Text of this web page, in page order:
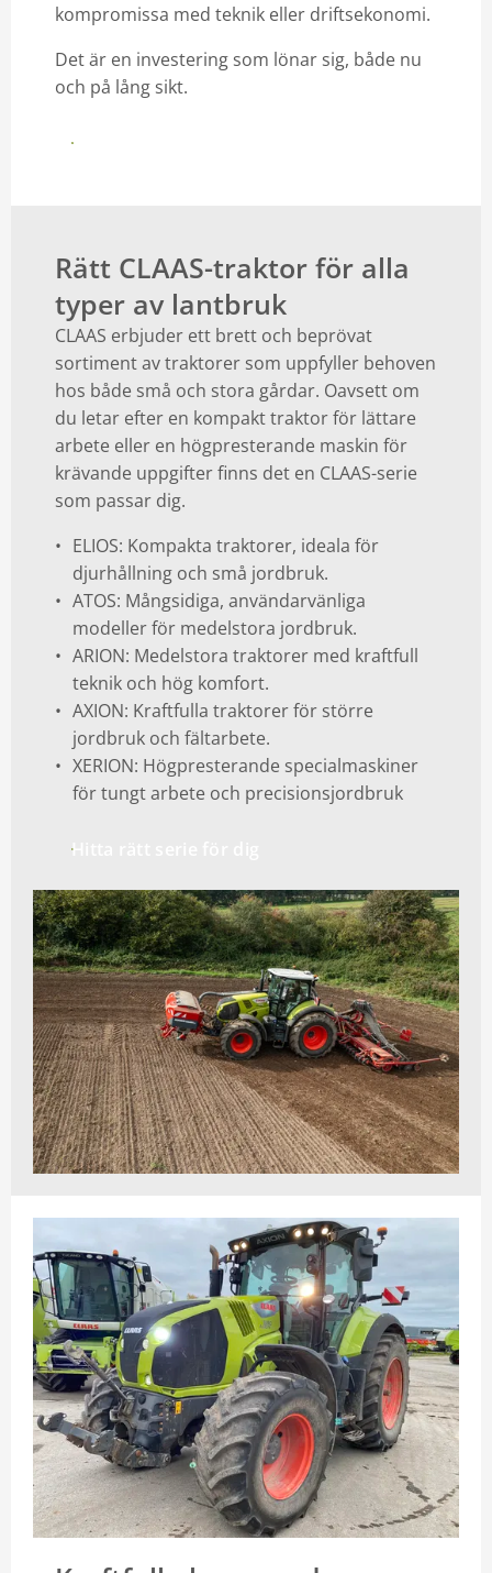
kompromissa med teknik eller driftsekonomi.
Det är en investering som lönar sig, både nu
och på lång sikt.
Se utbudet här
Rätt CLAAS-traktor för alla
typer av lantbruk
CLAAS erbjuder ett brett och beprövat
sortiment av traktorer som uppfyller behoven
hos både små och stora gårdar. Oavsett om
du letar efter en kompakt traktor för lättare
arbete eller en högpresterande maskin för
krävande uppgifter finns det en CLAAS-serie
som passar dig.
ELIOS: Kompakta traktorer, ideala för
djurhållning och små jordbruk.
ATOS: Mångsidiga, användarvänliga
modeller för medelstora jordbruk.
ARION: Medelstora traktorer med kraftfull
teknik och hög komfort.
AXION: Kraftfulla traktorer för större
jordbruk och fältarbete.
XERION: Högpresterande specialmaskiner
för tungt arbete och precisionsjordbruk
Hitta rätt serie för dig